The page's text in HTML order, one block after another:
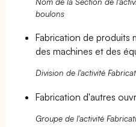
boulons
Fabrication de produits
des machines et des
Division de l'activité
Fabrication d'autres
Groupe de l'activité